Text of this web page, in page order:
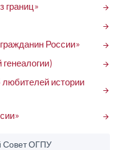
границ» arrow_forward
arrow_forward
России» arrow_forward
arrow_forward
истории
arrow_forward
arrow_forward
Совет ОГПУ